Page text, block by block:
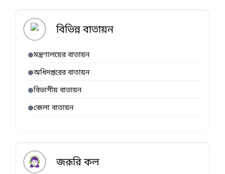
বিভিন্ন বাতায়ন
মন্ত্রণালয়ের বাতায়ন
অধিদপ্তরের বাতায়ন
বিভাগীয় বাতায়ন
জেলা বাতায়ন
জরূরি কল